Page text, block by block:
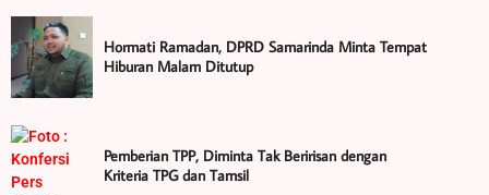
Hormati Ramadan, DPRD Samarinda Minta Tempat
Hiburan Malam Ditutup
Pemberian TPP, Diminta Tak Beririsan dengan
Kriteria TPG dan Tamsil